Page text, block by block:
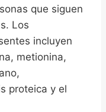
que siguen
Los
incluyen
metionina,
proteica y el